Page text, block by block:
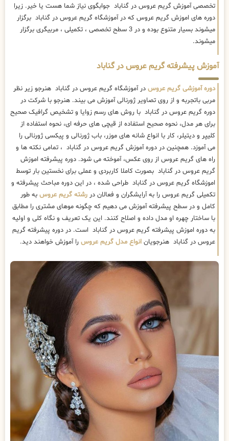
تخصصی آموزش گریم عروس در گناباد جوابگوی نیاز شما هست یا خیر. زیرا
دوره های اموزش گریم عروس که در آموزشگاه گریم عروس در گناباد برگزار
میشوند بسیار متنوع بوده و در 3 سطح تخصصی ، تکمیلی ، مربیگری برگزار
میشوند.
آموزش پیشرفته گریم عروس در گناباد
دوره آموزشی گریم عروس در آموزشگاه گریم عروس در گناباد هنرجو زیر نظر
مربی باتجربه و از روی تصاویر ژورنالی آموزش می بیند. هنرجو با شرکت در
دوره گریم عروس در گناباد با روش های رسم زوایا و تشخیص گرافیک صحیح
برای هر مدل، نحوه صحیح استفاده از قیچی های حرفه ای، نحوه استفاده از
کلیپر و دیتیلر، کار با انواع شانه های موزر، باب ژورنالی و پیکسی ژورنالی را
می آموزد. همچنین در دوره آموزش گریم عروس در گناباد ، تمامی نکته ها و
راه های گریم عروس از روی عکس، آموخته می شود. دوره پیشرفته اموزش
گریم عروس در گناباد بصورت کاملا کاربردی و عملی برای نخستین بار توسط
اموزشگاه گریم عروس در گناباد طراحی شده ، در این دوره مباحث پیشرفته و
تکمیلی گریم عروس را به آرایشگران و فعالان در رشته گریم عروس به طور
کامل و در سطح پیشرفته آموزش می دهیم که چگونه موهای مشتری را مطابق
با ساختار چهره او مدل داده و اصلاح کنند. این یک تعریف و نگاه کلی و اولیه
به دوره اموزش پیشرفته گریم عروس در گناباد است. در دوره پیشرفته گریم
عروس در گناباد هنرجویان انواع مدل گریم عروس را آموزش خواهند دید.